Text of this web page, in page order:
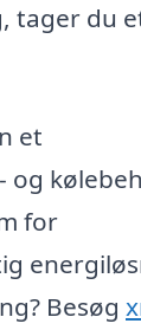
tager du
et
for
Besøg